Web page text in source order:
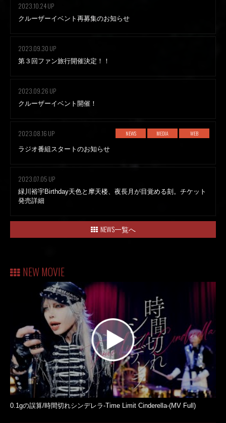
2023.10.24 UP
クルーザーイベント再募集のお知らせ
2023.09.30 UP
第３回ファン旅行開催決定！！
2023.09.26 UP
クルーザーイベント開催！
2023.08.16 UP NEWS MEDIA WEB
ラジオ番組スタートのお知らせ
2023.07.05 UP
緑川裕宇Birthday天色と摩天楼、夜長月が目覚める刻。チケット
発売詳細
NEWS一覧へ
NEW MOVIE
0.1gの誤算/時間切れシンデレラ-Time Limit Cinderella-(MV Full)